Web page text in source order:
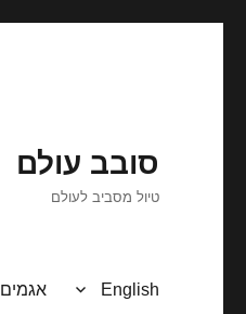
סובב עולם
טיול מסביב לעולם
English אגמים